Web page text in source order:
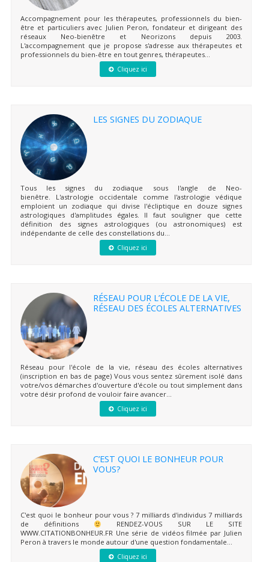
Accompagnement pour les thérapeutes, professionnels du bien-
être et particuliers avec Julien Peron, fondateur et dirigeant des
réseaux Neo-bienêtre et Neorizons depuis 2003.
L'accompagnement que je propose s'adresse aux thérapeutes et
professionnels du bien-être en tout genres, thérapeutes...
Cliquez ici
LES SIGNES DU ZODIAQUE
Tous les signes du zodiaque sous l'angle de Neo-
bienêtre. L'astrologie occidentale comme l'astrologie védique
emploient un zodiaque qui divise l'écliptique en douze signes
astrologiques d'amplitudes égales. Il faut souligner que cette
définition des signes astrologiques (ou astronomiques) est
indépendante de celle des constellations du...
Cliquez ici
RÉSEAU POUR L’ÉCOLE DE LA VIE,
RÉSEAU DES ÉCOLES ALTERNATIVES
Réseau pour l'école de la vie, réseau des écoles alternatives
(inscription en bas de page) Vous vous sentez sûrement isolé dans
votre/vos démarches d'ouverture d'école ou tout simplement dans
votre désir profond de vouloir faire avancer...
Cliquez ici
C’EST QUOI LE BONHEUR POUR
VOUS?
C'est quoi le bonheur pour vous ? 7 milliards d'individus 7 milliards
de définitions
RENDEZ-VOUS SUR LE SITE
WWW.CITATIONBONHEUR.FR Une série de vidéos filmée par Julien
Peron à travers le monde autour d'une question fondamentale...
Cliquez ici